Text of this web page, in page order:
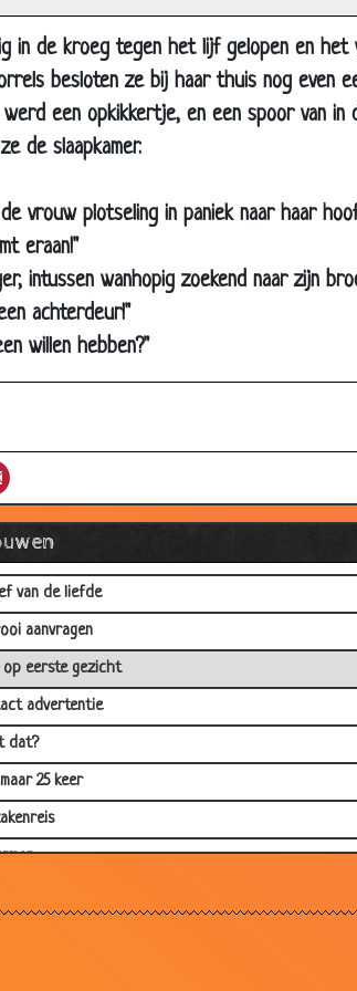
in de kroeg tegen het lijf gelopen en
besloten ze bij haar thuis nog even
een opkikkertje, en een spoor van in
de slaapkamer.
vrouw plotseling in paniek naar haar
eraan!"
intussen wanhopig zoekend naar zijn
achterdeur!"
willen hebben?"
geworden
in bad doen
niet zien
eiland
het toch niet
(1)
jager
van de liefde
aanvragen
op eerste gezicht
advertentie
dat?
25 keer